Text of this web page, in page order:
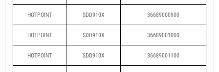
HOTPOINT SDD910X 36689000900
HOTPOINT SDD910X 36689001000
HOTPOINT SDD910X 36689001100